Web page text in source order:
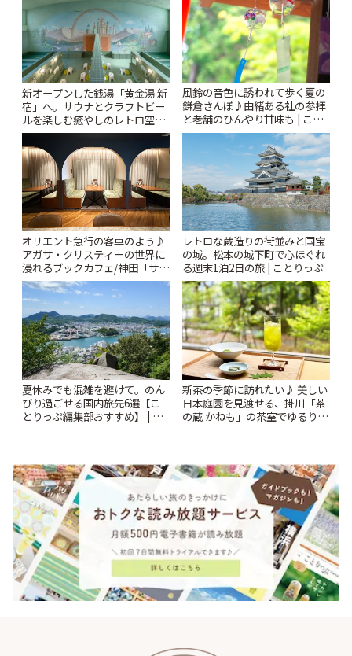
新オープンした銭湯「黄金湯 新
宿」へ。サウナとクラフトビー
ルを楽しむ癒やしのレトロ空間
| ことりっぷ
風鈴の音色に誘われて歩く夏の
鎌倉さんぽ♪由緒ある社の参拝
と老舗のひんやり甘味も | こと
りっぷ
オリエント急行の客車のよう♪
アガサ・クリスティーの世界に
浸れるブックカフェ/神田「サロ
ンクリスティ」 | ことりっぷ
レトロな蔵造りの街並みと国宝
の城。松本の城下町で心ほぐれ
る週末1泊2日の旅 | ことりっぷ
夏休みでも混雑を避けて。のん
びり過ごせる国内旅先6選【こ
とりっぷ編集部おすすめ】 | こ
新茶の季節に訪れたい♪ 美しい
日本庭園を見渡せる、掛川「茶
の蔵 かねも」の茶室でゆるり上